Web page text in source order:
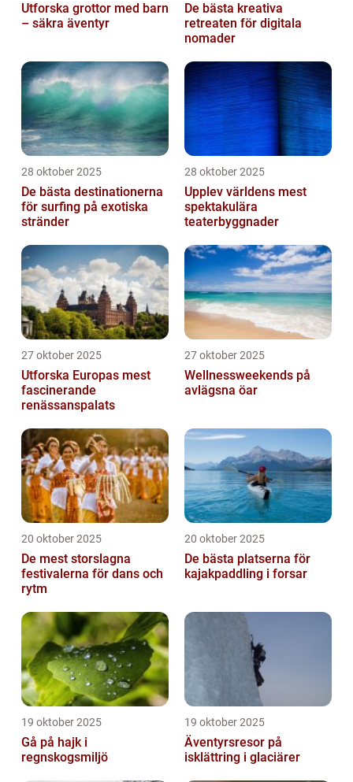
Utforska grottor med barn
– säkra äventyr
De bästa kreativa
retreaten för digitala
nomader
28 oktober 2025
De bästa destinationerna
för surfing på exotiska
stränder
28 oktober 2025
Upplev världens mest
spektakulära
teaterbyggnader
27 oktober 2025
Utforska Europas mest
fascinerande
renässanspalats
27 oktober 2025
Wellnessweekends på
avlägsna öar
20 oktober 2025
De mest storslagna
festivalerna för dans och
rytm
20 oktober 2025
De bästa platserna för
kajakpaddling i forsar
19 oktober 2025
Gå på hajk i
regnskogsmiljö
19 oktober 2025
Äventyrsresor på
isklättring i glaciärer